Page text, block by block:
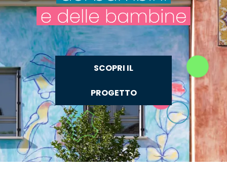
SCOPRI IL
PROGETTO